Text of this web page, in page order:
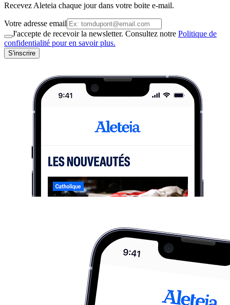
Recevez Aleteia chaque jour dans votre boite e-mail.
Votre adresse email
J'accepte de recevoir la newsletter. Consultez notre Politique de
confidentialité pour en savoir plus.
S'inscrire